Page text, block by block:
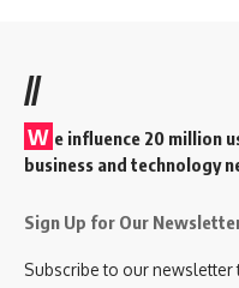
//
W e influence 20 million
business and technology
Sign Up for Our
Subscribe to our